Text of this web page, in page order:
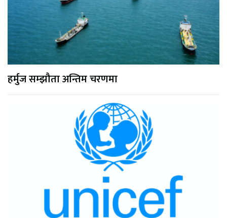
हर्मुज सम्झौता अन्तिम चरणमा